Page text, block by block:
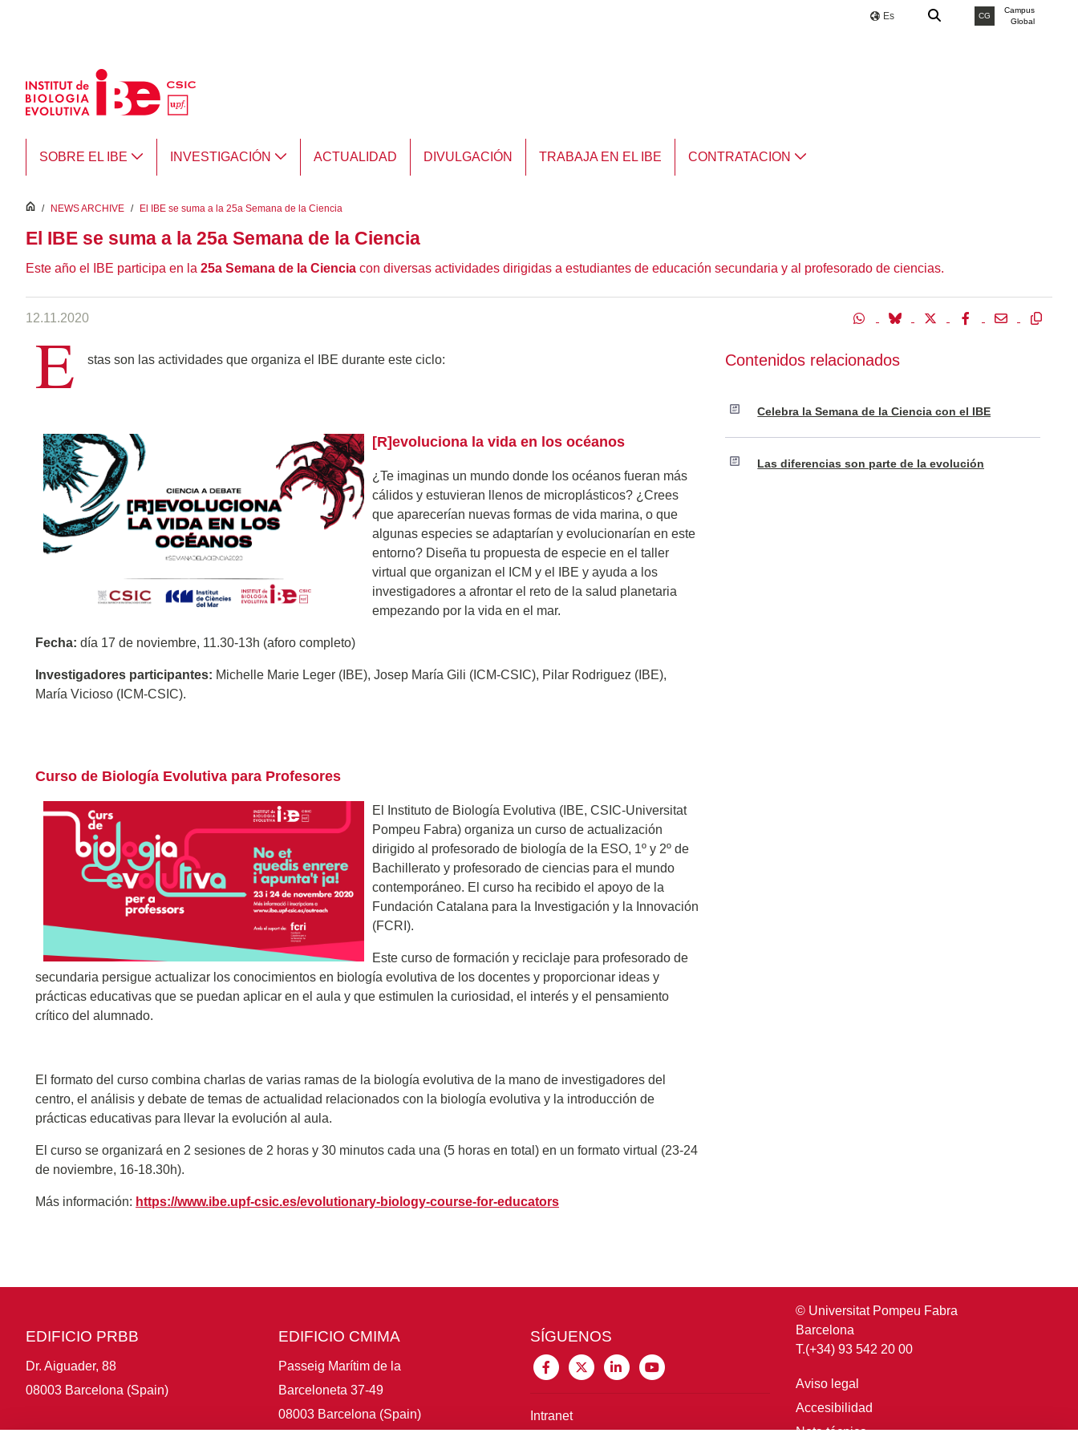
Es CG
Campus
Global
SOBRE EL IBE INVESTIGACIÓN ACTUALIDAD DIVULGACIÓN TRABAJA EN EL IBE CONTRATACION
inici
/ NEWS ARCHIVE / El IBE se suma a la 25a Semana de la Ciencia
El IBE se suma a la 25a Semana de la Ciencia
Este año el IBE participa en la 25a Semana de la Ciencia con diversas actividades dirigidas a estudiantes de educación secundaria y al profesorado de ciencias.
12.11.2020
E stas son las actividades que organiza el IBE durante este ciclo:
[R]evoluciona la vida en los océanos
¿Te imaginas un mundo donde los océanos fueran más
cálidos y estuvieran llenos de microplásticos? ¿Crees
que aparecerían nuevas formas de vida marina, o que
algunas especies se adaptarían y evolucionarían en este
entorno? Diseña tu propuesta de especie en el taller
virtual que organizan el ICM y el IBE y ayuda a los
investigadores a afrontar el reto de la salud planetaria
empezando por la vida en el mar.
Fecha: día 17 de noviembre, 11.30-13h (aforo completo)
Investigadores participantes: Michelle Marie Leger (IBE), Josep María Gili (ICM-CSIC), Pilar Rodriguez (IBE),
María Vicioso (ICM-CSIC).
Curso de Biología Evolutiva para Profesores
El Instituto de Biología Evolutiva (IBE, CSIC-Universitat
Pompeu Fabra) organiza un curso de actualización
dirigido al profesorado de biología de la ESO, 1º y 2º de
Bachillerato y profesorado de ciencias para el mundo
contemporáneo. El curso ha recibido el apoyo de la
Fundación Catalana para la Investigación y la Innovación
(FCRI).
Este curso de formación y reciclaje para profesorado de
secundaria persigue actualizar los conocimientos en biología evolutiva de los docentes y proporcionar ideas y
prácticas educativas que se puedan aplicar en el aula y que estimulen la curiosidad, el interés y el pensamiento
crítico del alumnado.
El formato del curso combina charlas de varias ramas de la biología evolutiva de la mano de investigadores del
centro, el análisis y debate de temas de actualidad relacionados con la biología evolutiva y la introducción de
prácticas educativas para llevar la evolución al aula.
El curso se organizará en 2 sesiones de 2 horas y 30 minutos cada una (5 horas en total) en un formato virtual (23-24
de noviembre, 16-18.30h).
Más información: https://www.ibe.upf-csic.es/evolutionary-biology-course-for-educators
Contenidos relacionados
Celebra la Semana de la Ciencia con el IBE
Las diferencias son parte de la evolución
EDIFICIO PRBB
Dr. Aiguader, 88
08003 Barcelona (Spain)
EDIFICIO CMIMA
Passeig Marítim de la
Barceloneta 37-49
08003 Barcelona (Spain)
SÍGUENOS
Intranet
© Universitat Pompeu Fabra
Barcelona
T.(+34) 93 542 20 00
Aviso legal
Accesibilidad
Nota técnica